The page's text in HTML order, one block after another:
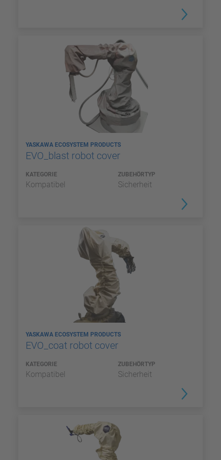
YASKAWA ECOSYSTEM PRODUCTS
EVO_blast robot cover
KATEGORIE
Kompatibel
ZUBEHÖRTYP
Sicherheit
YASKAWA ECOSYSTEM PRODUCTS
EVO_coat robot cover
KATEGORIE
Kompatibel
ZUBEHÖRTYP
Sicherheit